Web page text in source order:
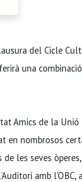
del Cicle
una
Amics de la
en nombrosos
les seves
amb l’OBC,